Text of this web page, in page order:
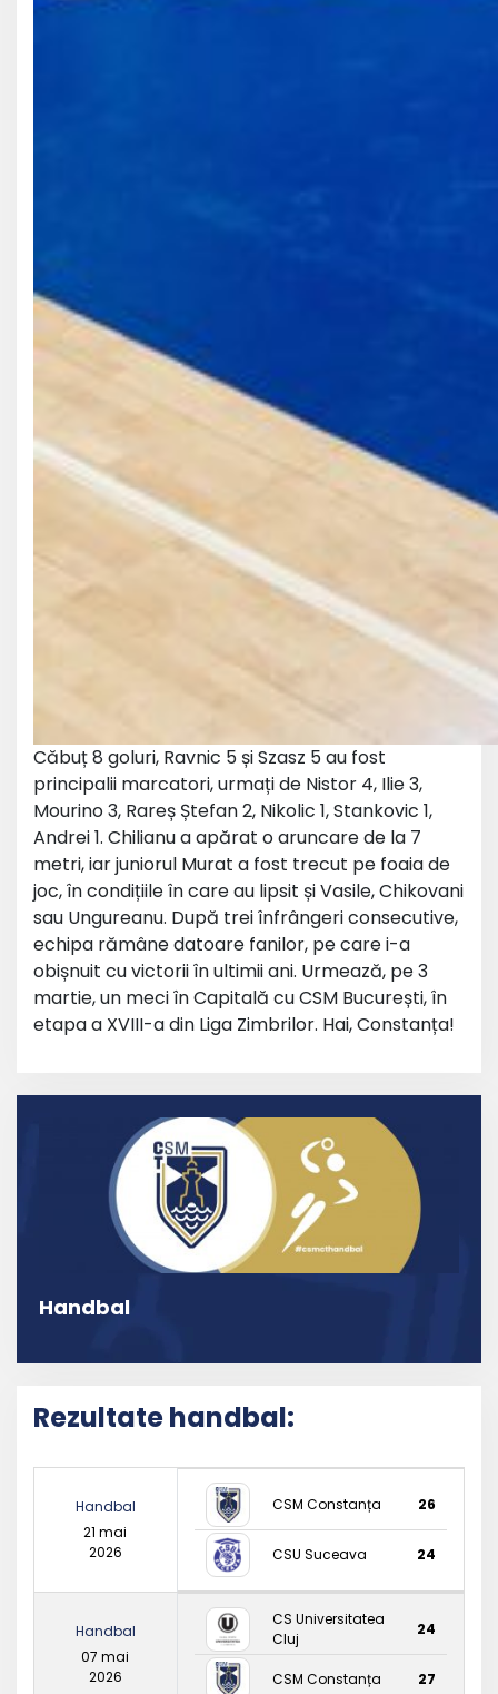
Căbuț 8 goluri, Ravnic 5 și Szasz 5 au fost
principalii marcatori, urmați de Nistor 4, Ilie 3,
Mourino 3, Rareș Ștefan 2, Nikolic 1, Stankovic 1,
Andrei 1. Chilianu a apărat o aruncare de la 7
metri, iar juniorul Murat a fost trecut pe foaia de
joc, în condițiile în care au lipsit și Vasile, Chikovani
sau Ungureanu. După trei înfrângeri consecutive,
echipa rămâne datoare fanilor, pe care i-a
obișnuit cu victorii în ultimii ani. Urmează, pe 3
martie, un meci în Capitală cu CSM București, în
etapa a XVIII-a din Liga Zimbrilor. Hai, Constanța!
Handbal
Rezultate handbal:
Handbal
21 mai
2026
CSM Constanța 26
CSU Suceava 24
Handbal
07 mai
2026
CS Universitatea
Cluj
24
CSM Constanța 27